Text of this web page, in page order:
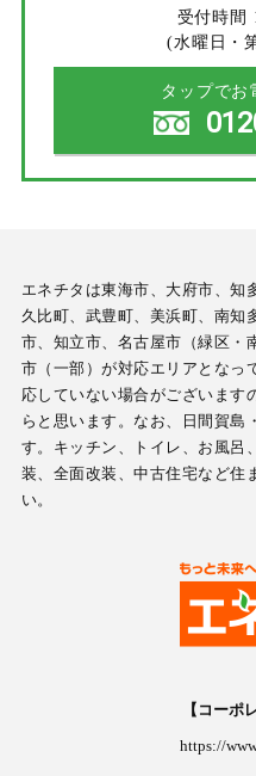
受付時間
(水曜日・
タップでお
エネチタは東海市、大府市、知
久比町、武豊町、美浜町、南知
市、知立市、名古屋市（緑区・
市（一部）が対応エリアとなっ
応していない場合がございます
らと思います。なお、日間賀島
す。キッチン、トイレ、お風呂
装、全面改装、中古住宅など住
い。
【コーポ
https://